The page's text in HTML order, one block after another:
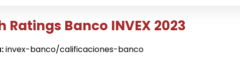
Ratings Banco INVEX 2023
invex-banco/calificaciones-banco